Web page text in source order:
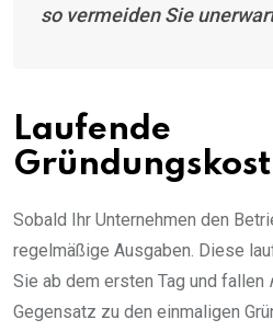
so vermeiden Sie
Laufende
Sobald Ihr Unternehmen den
regelmäßige Ausgaben. Diese
Sie ab dem ersten Tag und fallen
Gegensatz zu den einmaligen